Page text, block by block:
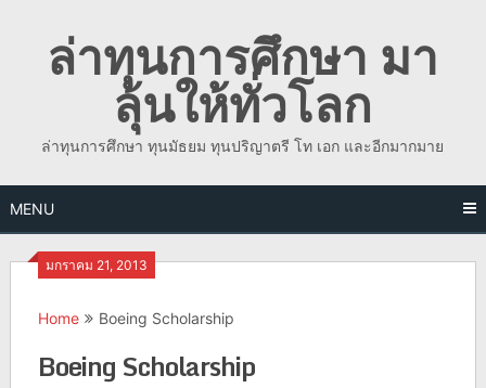
contentล่าทุนการศึกษา มา
ลุ้นให้ทั่วโลก
ล่าทุนการศึกษา ทุนมัธยม ทุนปริญาตรี โท เอก และอีกมากมาย
MENU
มกราคม 21, 2013
Home Boeing Scholarship
Boeing Scholarship